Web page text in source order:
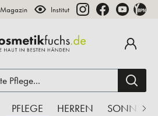
Magazin Institut
PFLEGE HERREN SONNE